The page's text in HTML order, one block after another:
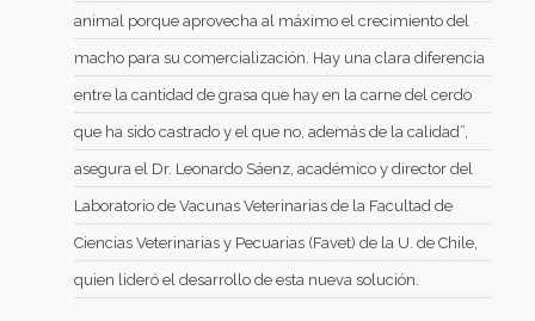
animal porque aprovecha al máximo el crecimiento del
macho para su comercialización. Hay una clara diferencia
entre la cantidad de grasa que hay en la carne del cerdo
que ha sido castrado y el que no, además de la calidad”,
asegura el Dr. Leonardo Sáenz, académico y director del
Laboratorio de Vacunas Veterinarias de la Facultad de
Ciencias Veterinarias y Pecuarias (Favet) de la U. de Chile,
quien lideró el desarrollo de esta nueva solución.